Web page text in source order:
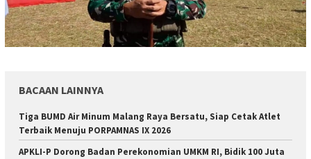
BACAAN LAINNYA
Tiga BUMD Air Minum Malang Raya Bersatu, Siap Cetak Atlet
Terbaik Menuju PORPAMNAS IX 2026
APKLI-P Dorong Badan Perekonomian UMKM RI, Bidik 100 Juta